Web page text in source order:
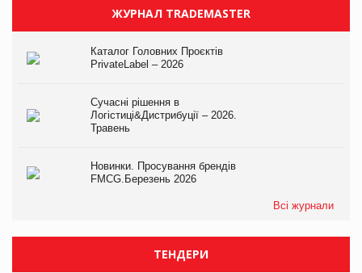
ЖУРНАЛ TRADEMASTER
Каталог Головних Проєктів
PrivateLabel – 2026
Сучасні рішення в
Логістиці&Дистрибуції – 2026.
Травень
Новинки. Просування брендів
FMCG.Березень 2026
Всі журнали
ТЕНДЕРИ